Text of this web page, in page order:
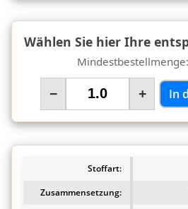
Wählen Sie hier Ihre
− + In
Stoffart:
Zusammensetzung: